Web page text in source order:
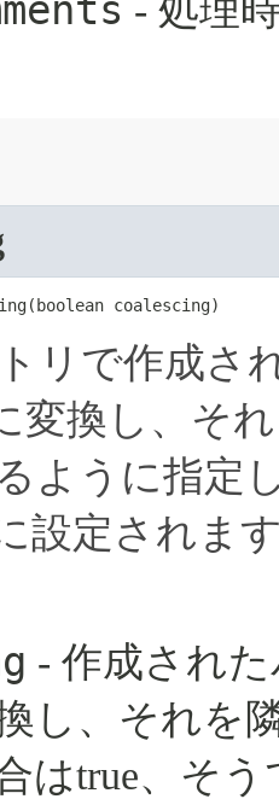
- 処理
coalescing)
リで作成さ
変換し、そ
ように指定
設定されま
- 作成され
し、それを
はtrue、そ